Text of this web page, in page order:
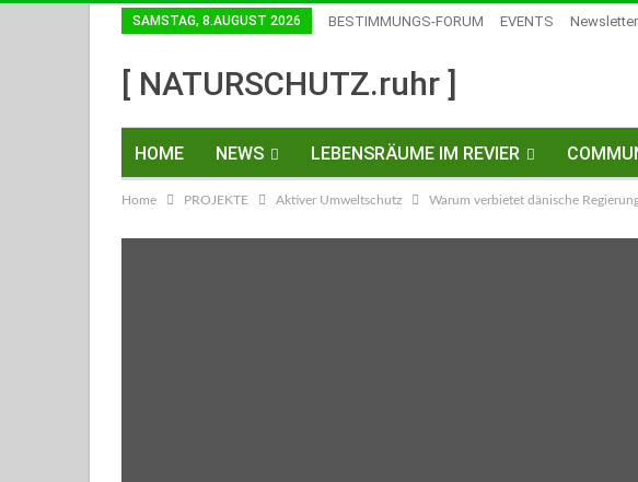
SAMSTAG, 8.AUGUST 2026 BESTIMMUNGS-FORUM EVENTS
[ NATURSCHUTZ.ruhr ]
HOME NEWS LEBENSRÄUME IM REVIER
KONTAKT
Home PROJEKTE Aktiver Umweltschutz Warum verbietet dänische